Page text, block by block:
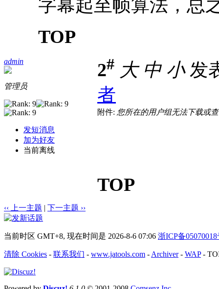
字幕起至帧算法，总
TOP
admin
管理员
发短消息
加为好友
当前离线
2# 大 中 小发
者
附件: 您所在的用户组无法下载或
TOP
‹‹ 上一主题 | 下一主题 ››
当前时区 GMT+8, 现在时间是 2026-8-6 07:06 浙ICP备05070018
清除 Cookies - 联系我们 - www.jatools.com - Archiver- WAP-